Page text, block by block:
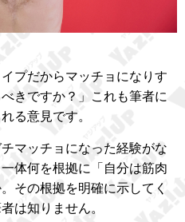
プだからマッチョになりす
きですか？」これも筆者に
る意見です。
マッチョになった経験がな
体何を根拠に「自分は筋肉
その根拠を明確に示してく
は知りません。